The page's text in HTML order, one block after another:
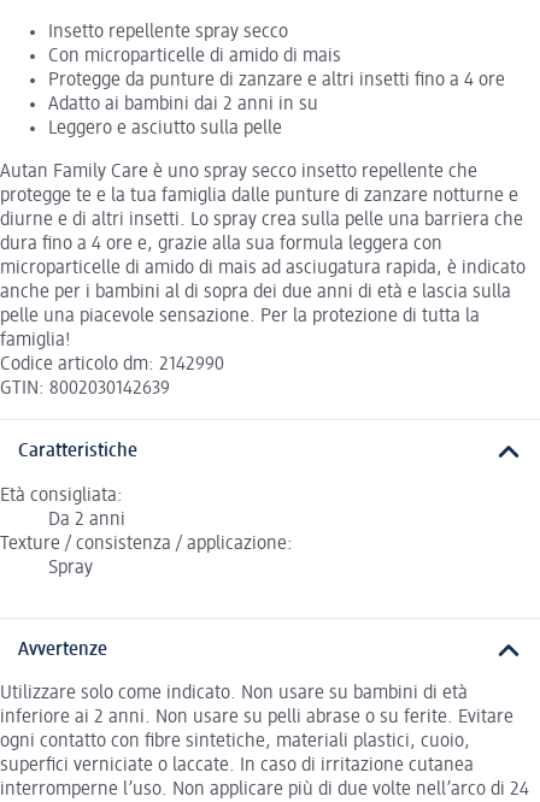
Insetto repellente spray secco
Con microparticelle di amido di mais
Protegge da punture di zanzare e altri insetti fino a 4 ore
Adatto ai bambini dai 2 anni in su
Leggero e asciutto sulla pelle
Autan Family Care è uno spray secco insetto repellente che
protegge te e la tua famiglia dalle punture di zanzare notturne e
diurne e di altri insetti. Lo spray crea sulla pelle una barriera che
dura fino a 4 ore e, grazie alla sua formula leggera con
microparticelle di amido di mais ad asciugatura rapida, è indicato
anche per i bambini al di sopra dei due anni di età e lascia sulla
pelle una piacevole sensazione. Per la protezione di tutta la
famiglia!
Codice articolo dm: 2142990
GTIN: 8002030142639
Caratteristiche
Età consigliata:
Da 2 anni
Texture / consistenza / applicazione:
Spray
Avvertenze
Utilizzare solo come indicato. Non usare su bambini di età
inferiore ai 2 anni. Non usare su pelli abrase o su ferite. Evitare
ogni contatto con fibre sintetiche, materiali plastici, cuoio,
superfici verniciate o laccate. In caso di irritazione cutanea
interromperne l’uso. Non applicare più di due volte nell’arco di 24